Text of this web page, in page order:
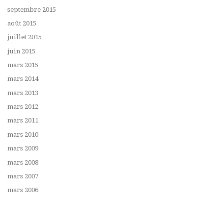
septembre 2015
août 2015
juillet 2015
juin 2015
mars 2015
mars 2014
mars 2013
mars 2012
mars 2011
mars 2010
mars 2009
mars 2008
mars 2007
mars 2006